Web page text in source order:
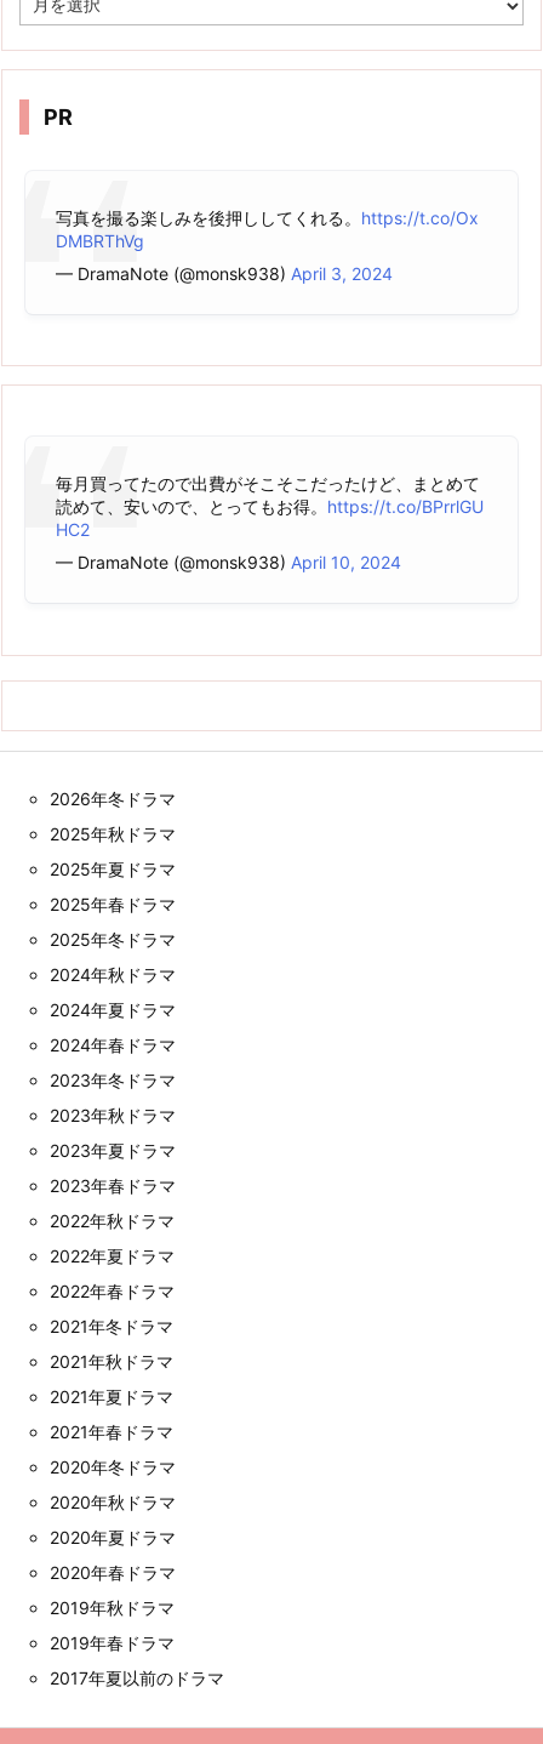
ー
イ
PR
写真を撮る楽しみを後押ししてくれる。 https://t.co/Ox
DMBRThVg
— DramaNote (@monsk938) April 3, 2024
毎月買ってたので出費がそこそこだったけど、まとめて
読めて、安いので、とってもお得。 https://t.co/BPrrlGU
HC2
— DramaNote (@monsk938) April 10, 2024
2026年冬ドラマ
2025年秋ドラマ
2025年夏ドラマ
2025年春ドラマ
2025年冬ドラマ
2024年秋ドラマ
2024年夏ドラマ
2024年春ドラマ
2023年冬ドラマ
2023年秋ドラマ
2023年夏ドラマ
2023年春ドラマ
2022年秋ドラマ
2022年夏ドラマ
2022年春ドラマ
2021年冬ドラマ
2021年秋ドラマ
2021年夏ドラマ
2021年春ドラマ
2020年冬ドラマ
2020年秋ドラマ
2020年夏ドラマ
2020年春ドラマ
2019年秋ドラマ
2019年春ドラマ
2017年夏以前のドラマ